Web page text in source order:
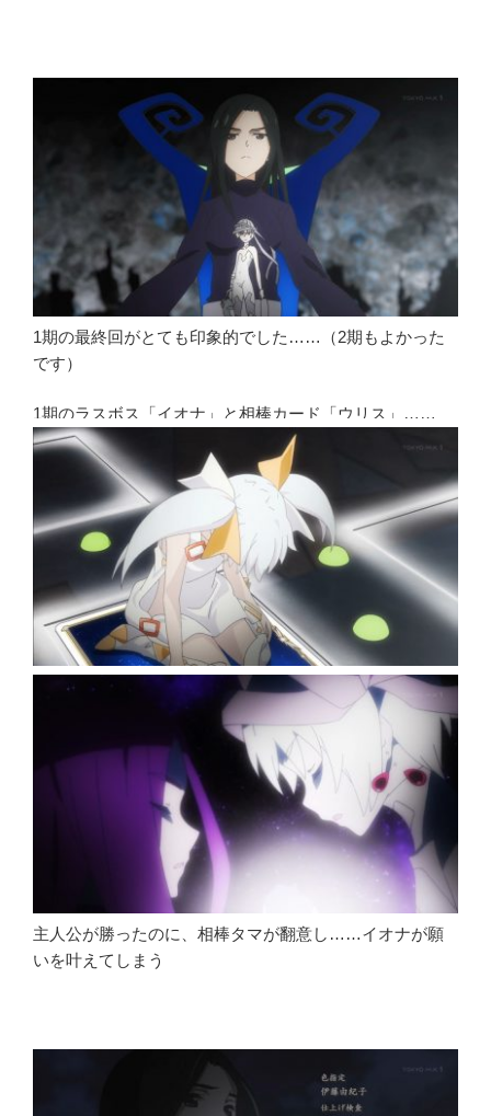
1期の最終回がとても印象的でした……（2期もよかった
です）
1期のラスボス「イオナ」と相棒カード「ウリス」……
主人公が勝ったのに、相棒タマが翻意し……イオナが願
いを叶えてしまう